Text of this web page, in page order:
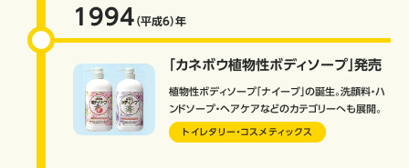
1994 （平成6）年
「カネボウ植物性ボディソープ」発売
植物性ボディソープ「ナイーブ」の誕生。洗顔料・ハ
ンドソープ・ヘアケアなどのカテゴリーへも展開。
トイレタリー・コスメティックス